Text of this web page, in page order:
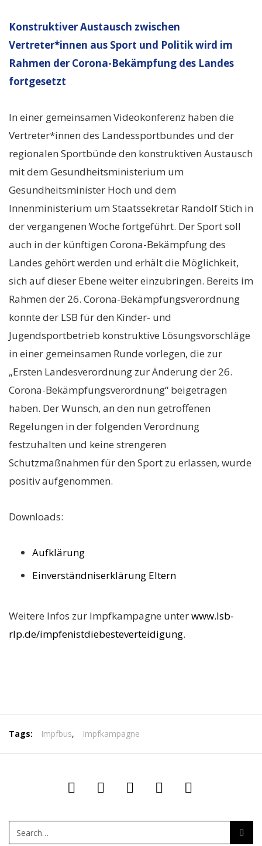
Konstruktiver Austausch zwischen
Vertreter*innen aus Sport und Politik wird im
Rahmen der Corona-Bekämpfung des Landes
fortgesetzt
In einer gemeinsamen Videokonferenz haben die
Vertreter*innen des Landessportbundes und der
regionalen Sportbünde den konstruktiven Austausch
mit dem Gesundheitsministerium um
Gesundheitsminister Hoch und dem
Innenministerium um Staatssekretär Randolf Stich in
der vergangenen Woche fortgeführt. Der Sport soll
auch in der künftigen Corona-Bekämpfung des
Landes gehört werden und erhält die Möglichkeit,
sich auf dieser Ebene weiter einzubringen. Bereits im
Rahmen der 26. Corona-Bekämpfungsverordnung
konnte der LSB für den Kinder- und
Jugendsportbetrieb konstruktive Lösungsvorschläge
in einer gemeinsamen Runde vorlegen, die zur
„Ersten Landesverordnung zur Änderung der 26.
Corona-Bekämpfungsverordnung“ beigetragen
haben. Der Wunsch, an den nun getroffenen
Regelungen in der folgenden Verordnung
festzuhalten und keine strengeren
Schutzmaßnahmen für den Sport zu erlassen, wurde
positiv aufgenommen.
Downloads:
Aufklärung
Einverständniserklärung Eltern
Weitere Infos zur Impfkampagne unterwww.lsb-
rlp.de/impfenistdiebesteverteidigung.
Tags: Impfbus, Impfkampagne